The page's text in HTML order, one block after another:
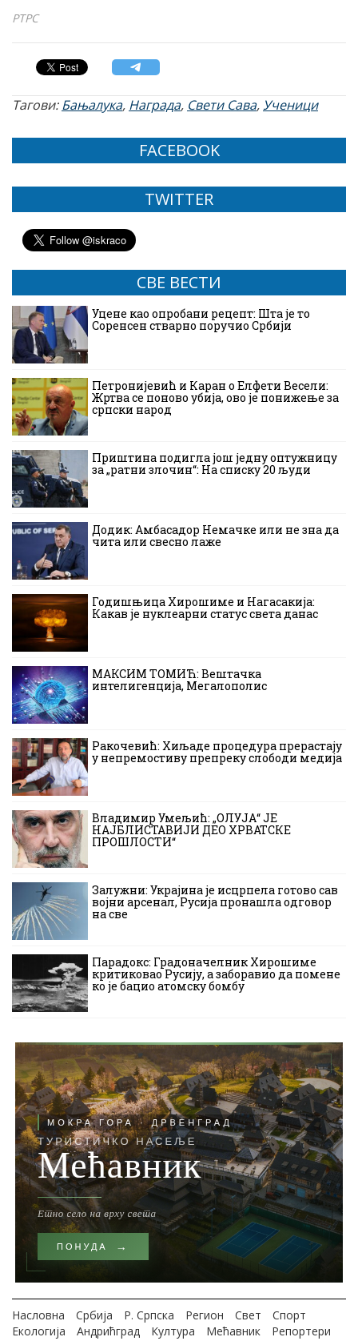
РТРС
Тагови:Бањалука, Награда, Свети Сава,Ученици
FACEBOOK
TWITTER
СВЕ ВЕСТИ
Уцене као опробани рецепт: Шта је то
Соренсен стварно поручио Србији
Петронијевић и Каран о Елфети Весели:
Жртва се поново убија, ово је понижење за
српски народ
Приштина подигла још једну оптужницу
за „ратни злочин“: На списку 20 људи
Додик: Амбасадор Немачке или не зна да
чита или свесно лаже
Годишњица Хирошиме и Нагасакија:
Какав је нуклеарни статус света данас
МАКСИМ ТОМИЋ: Вештачка
интелигенција, Мегалополис
Ракочевић: Хиљаде процедура прерастају
у непремостиву препреку слободи медија
Владимир Умељић: „ОЛУЈА“ ЈЕ
НАЈБЛИСТАВИЈИ ДЕО ХРВАТСКЕ
ПРОШЛОСТИ“
Залужни: Украјина је исцрпела готово сав
војни арсенал, Русија пронашла одговор
на све
Парадокс: Градоначелник Хирошиме
критиковао Русију, а заборавио да помене
ко је бацио атомску бомбу
Насловна Србија Р. Српска Регион Свет
Спорт
Екологија
Андрићград Култура Мећавник Репортери